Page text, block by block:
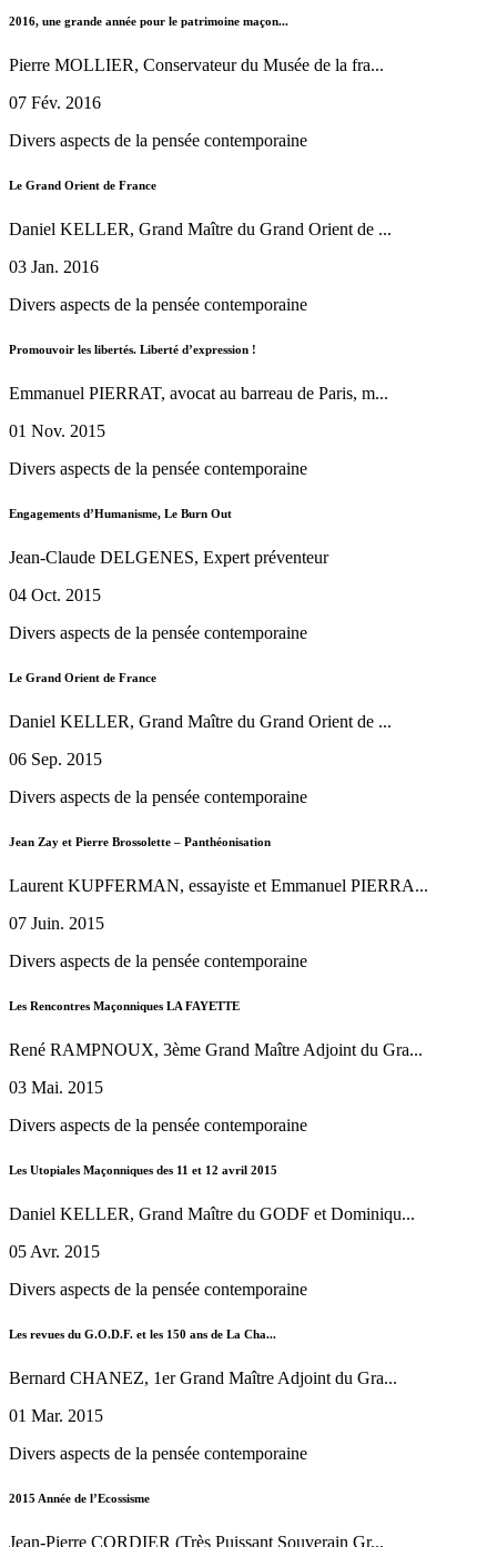
2016, une grande année pour le patrimoine maçon...
Pierre MOLLIER, Conservateur du Musée de la fra...
07 Fév. 2016
Divers aspects de la pensée contemporaine
Le Grand Orient de France
Daniel KELLER, Grand Maître du Grand Orient de ...
03 Jan. 2016
Divers aspects de la pensée contemporaine
Promouvoir les libertés. Liberté d’expression !
Emmanuel PIERRAT, avocat au barreau de Paris, m...
01 Nov. 2015
Divers aspects de la pensée contemporaine
Engagements d’Humanisme, Le Burn Out
Jean-Claude DELGENES, Expert préventeur
04 Oct. 2015
Divers aspects de la pensée contemporaine
Le Grand Orient de France
Daniel KELLER, Grand Maître du Grand Orient de ...
06 Sep. 2015
Divers aspects de la pensée contemporaine
Jean Zay et Pierre Brossolette – Panthéonisation
Laurent KUPFERMAN, essayiste et Emmanuel PIERRA...
07 Juin. 2015
Divers aspects de la pensée contemporaine
Les Rencontres Maçonniques LA FAYETTE
René RAMPNOUX, 3ème Grand Maître Adjoint du Gra...
03 Mai. 2015
Divers aspects de la pensée contemporaine
Les Utopiales Maçonniques des 11 et 12 avril 2015
Daniel KELLER, Grand Maître du GODF et Dominiqu...
05 Avr. 2015
Divers aspects de la pensée contemporaine
Les revues du G.O.D.F. et les 150 ans de La Cha...
Bernard CHANEZ, 1er Grand Maître Adjoint du Gra...
01 Mar. 2015
Divers aspects de la pensée contemporaine
2015 Année de l’Ecossisme
Jean-Pierre CORDIER (Très Puissant Souverain Gr...